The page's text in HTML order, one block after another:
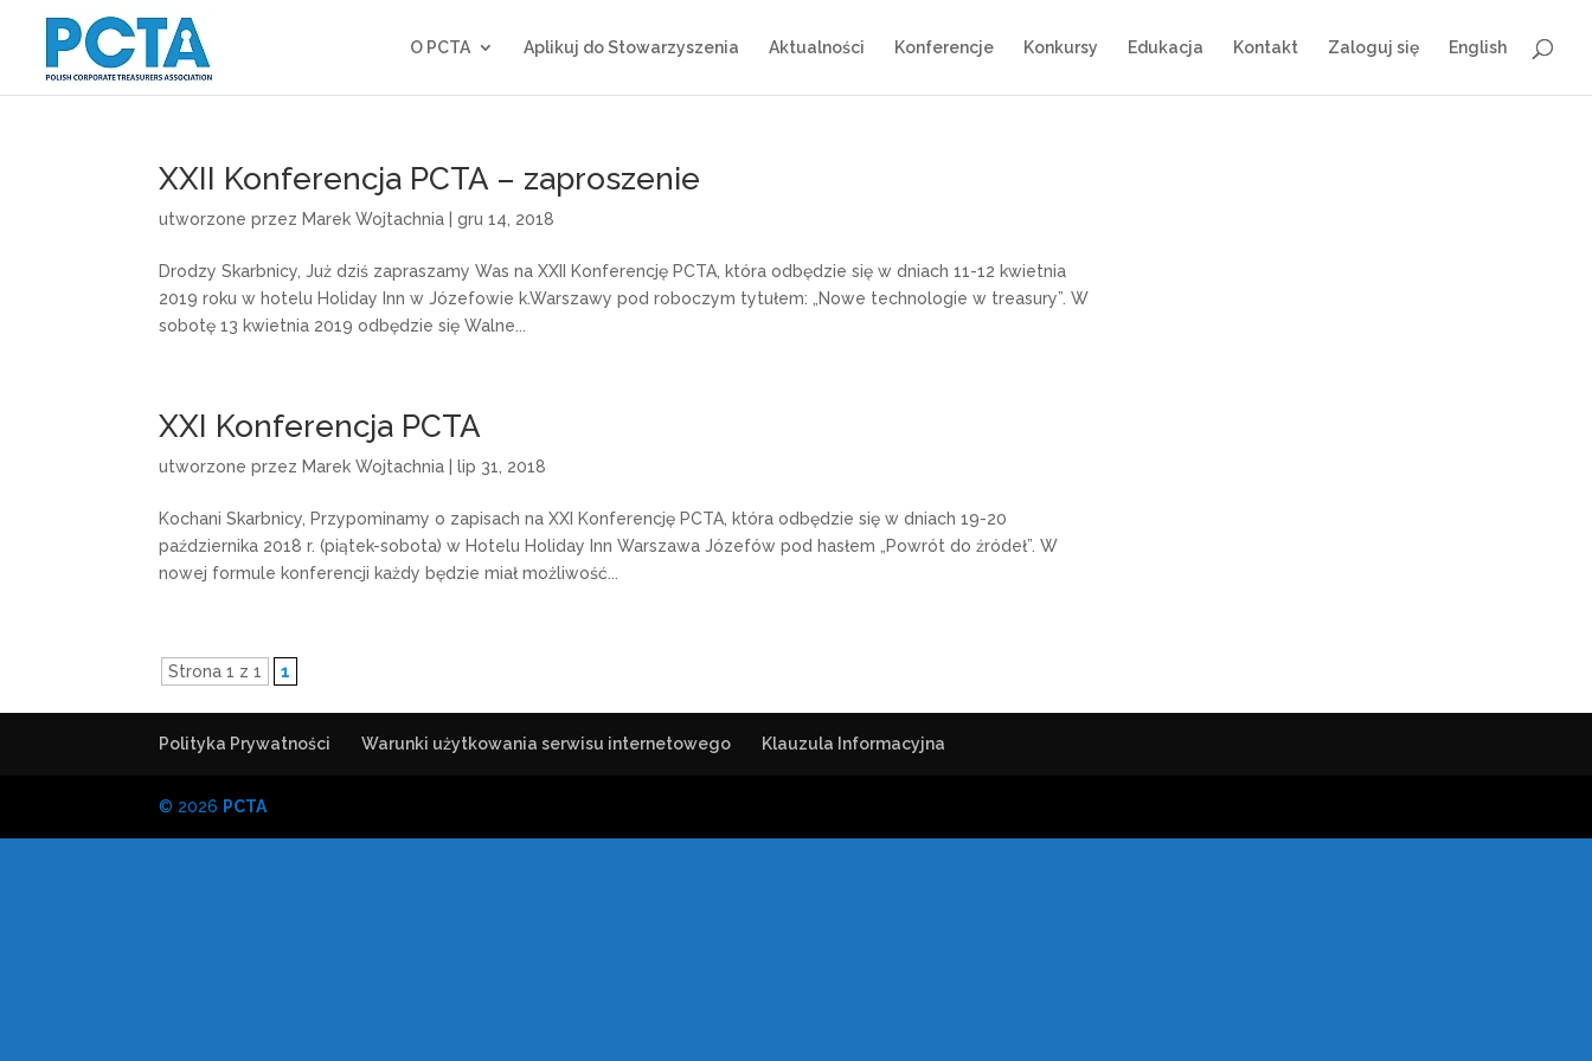
O PCTA Aplikuj do Stowarzyszenia Aktualności Konferencje Konkursy Edukacja Kontakt Zaloguj się English
XXII Konferencja PCTA – zaproszenie
utworzone przez Marek Wojtachnia gru 14, 2018
Drodzy Skarbnicy, Już dziś zapraszamy Was na XXII Konferencję PCTA, która odbędzie się w dniach 11-12 kwietnia
2019 roku w hotelu Holiday Inn w Józefowie k.Warszawy pod roboczym tytułem: „Nowe technologie w treasury”. W
sobotę 13 kwietnia 2019 odbędzie się Walne...
XXI Konferencja PCTA
utworzone przez Marek Wojtachnia lip 31, 2018
Kochani Skarbnicy, Przypominamy o zapisach na XXI Konferencję PCTA, która odbędzie się w dniach 19-20
października 2018 r. (piątek-sobota) w Hotelu Holiday Inn Warszawa Józefów pod hasłem „Powrót do źródeł”. W
nowej formule konferencji każdy będzie miał możliwość...
Strona 1 z 1 1
Polityka Prywatności Warunki użytkowania serwisu internetowego Klauzula Informacyjna
© 2026 PCTA